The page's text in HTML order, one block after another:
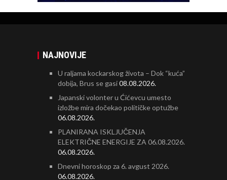
NAJNOVIJE
U raljama kockarskog života – Dok “kuća”
dobija, Brus se gasi08.08.2026.
Japanski volonter u Ćićevcu umesto
izložbe mira dočekao političke optužbe
06.08.2026.
PLANIRANA ISKLJUČENJA
ELEKTRIČNE ENERGIJE ZA 06.08.2026.
06.08.2026.
Dnevni horoskop za 6. avgust 2026.
06.08.2026.